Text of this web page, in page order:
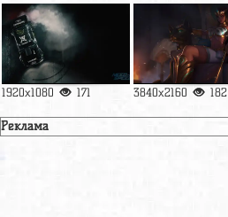
1920x1080 171 3840x2160 182
Реклама